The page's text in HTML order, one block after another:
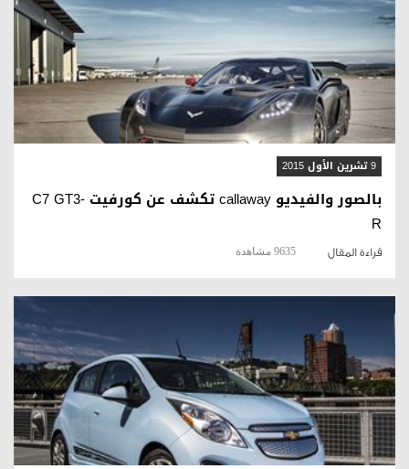
قراءة المقال
9 تشرين الأول 2015
بالصور والفيديو callaway تكشف عن كورفيت C7 GT3-
R
قراءة المقال 9635 مشاهدة
قراءة المقال